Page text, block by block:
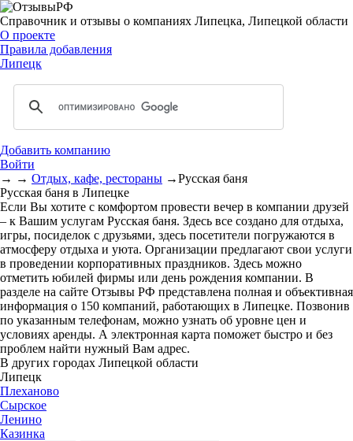
Справочник и отзывы о компаниях Липецка, Липецкой области
О проекте
Правила добавления
Липецк
Добавить компанию
Войти
→ → Отдых, кафе, рестораны →Русская баня
Русская баня в Липецке
Если Вы хотите с комфортом провести вечер в компании друзей
– к Вашим услугам Русская баня. Здесь все создано для отдыха,
игры, посиделок с друзьями, здесь посетители погружаются в
атмосферу отдыха и уюта. Организации предлагают свои услуги
в проведении корпоративных праздников. Здесь можно
отметить юбилей фирмы или день рождения компании. В
разделе на сайте Отзывы РФ представлена полная и объективная
информация о 150 компаний, работающих в Липецке. Позвонив
по указанным телефонам, можно узнать об уровне цен и
условиях аренды. А электронная карта поможет быстро и без
проблем найти нужный Вам адрес.
В других городах Липецкой области
Липецк
Плеханово
Сырское
Ленино
Казинка